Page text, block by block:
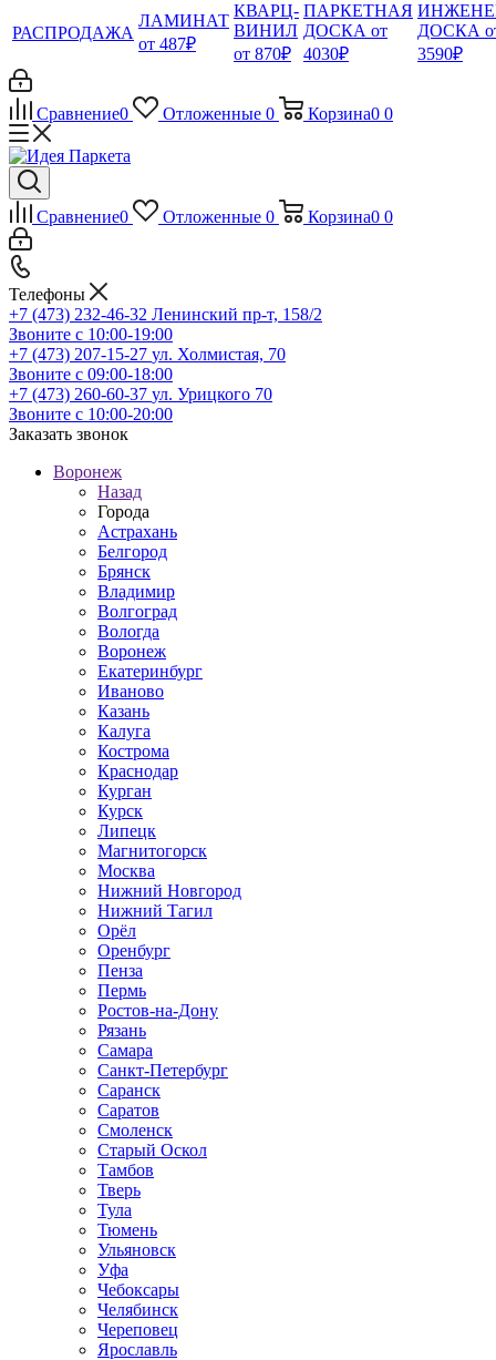
РАСПРОДАЖА
ЛАМИНАТ
от 487₽
КВАРЦ-
ВИНИЛ
от 870₽
ПАРКЕТНАЯ
ДОСКА от
4030₽
ДОСКА
3590₽
Сравнение0 Отложенные 0 Корзина0 0
Сравнение0 Отложенные 0 Корзина0 0
Телефоны
+7 (473) 232-46-32 Ленинский пр-т, 158/2
Звоните с 10:00-19:00
+7 (473) 207-15-27 ул. Холмистая, 70
Звоните с 09:00-18:00
+7 (473) 260-60-37 ул. Урицкого 70
Звоните с 10:00-20:00
Заказать звонок
Воронеж
Назад
Города
Астрахань
Белгород
Брянск
Владимир
Волгоград
Вологда
Воронеж
Екатеринбург
Иваново
Казань
Калуга
Кострома
Краснодар
Курган
Курск
Липецк
Магнитогорск
Москва
Нижний Новгород
Нижний Тагил
Орёл
Оренбург
Пенза
Пермь
Ростов‑на‑Дону
Рязань
Самара
Санкт‑Петербург
Саранск
Саратов
Смоленск
Старый Оскол
Тамбов
Тверь
Тула
Тюмень
Ульяновск
Уфа
Чебоксары
Челябинск
Череповец
Ярославль